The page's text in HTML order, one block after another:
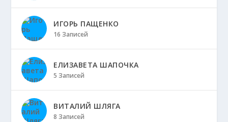
ИГОРЬ ПАЩЕНКО
16 Записей
ЕЛИЗАВЕТА ШАПОЧКА
5 Записей
ВИТАЛИЙ ШЛЯГА
8 Записей